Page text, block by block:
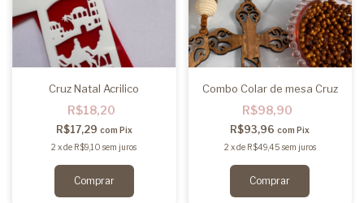
Cruz Natal Acrilico
R$18,20
R$17,29 com Pix
2 xde R$9,10 sem juros
Combo Colar de mesa Cruz
R$98,90
R$93,96com Pix
2 xde R$49,45 sem juros